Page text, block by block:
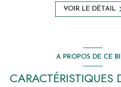
VOIR LE DÉTAIL
A PROPOS DE CE
CARACTÉRISTIQUES